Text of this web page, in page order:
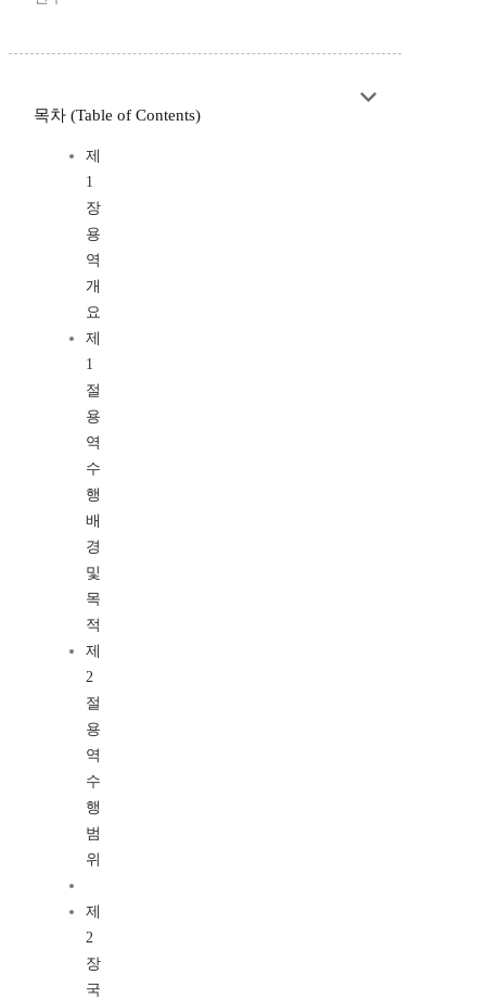
목차 (Table of Contents)
제
1
장
용
역
개
요
제
1
절
용
역
수
행
배
경
및
목
적
제
2
절
용
역
수
행
범
위
제
2
장
국